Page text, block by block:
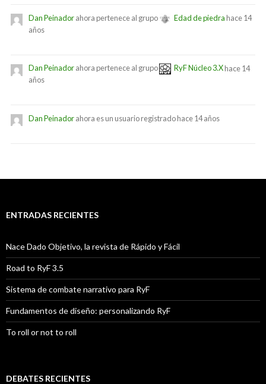
Dan Peinadorahora pertenece al grupo Edad de piedrahace 14
años
Dan Peinadorahora pertenece al grupo RyF Núcleo 3.Xhace 14
años
Dan Peinadorahora es un usuario registradohace 14 años
ENTRADAS RECIENTES
Nace Dado Objetivo, la revista de Rápido y Fácil
Road to RyF 3.5
Sistema de combate narrativo para RyF
Fundamentos de diseño: personalizando RyF
To roll or not to roll
DEBATES RECIENTES